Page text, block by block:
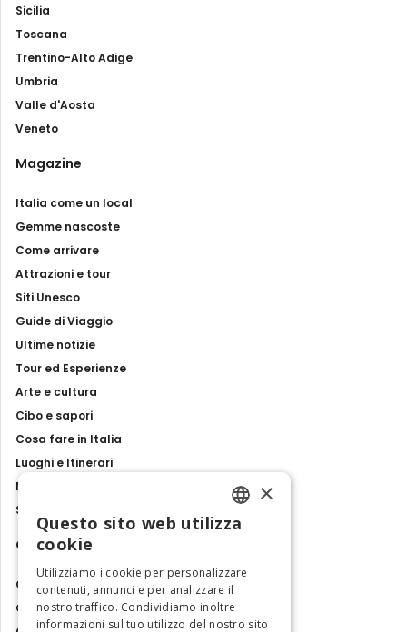
Sicilia
Toscana
Trentino-Alto Adige
Umbria
Valle d'Aosta
Veneto
Magazine
Italia come un local
Gemme nascoste
Come arrivare
Attrazioni e tour
Siti Unesco
Guide di Viaggio
Ultime notizie
Tour ed Esperienze
Arte e cultura
Cibo e sapori
Cosa fare in Italia
Luoghi e Itinerari
Mostre, eventi e spettacoli
Storie e tradizioni
Contatti
Chi siamo
Collabora con noi
ENGLISH
ITALIAN
×
Questo sito web utilizza
cookie
Utilizziamo i cookie per personalizzare
contenuti, annunci e per analizzare il
nostro traffico. Condividiamo inoltre
informazioni sul tuo utilizzo del nostro sito